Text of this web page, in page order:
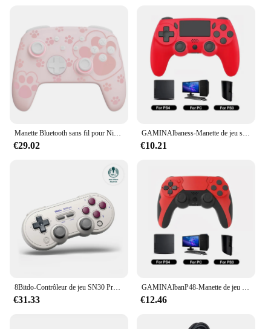
Manette Bluetooth sans fil pour Nintendo Switch Pro, piles de laboratoire, patte de chat rose, motif Shoous, luciole, paddle, Turbo, document 7 LED
€29.02
GAMINAlbaness-Manette de jeu sans fil avec gyroscope à six axes, contrôleur de jeu à vibrations pour touristes, manette pour PS4, PS3, console de jeu Windows 7, 8, 10, PC
€10.21
8Bitdo-Contrôleur de jeu SN30 Pro sans fil Bluetooth avec effet Hall, commutateur pour MacOS, Android, Raspberry Pi, Windows Steam
€31.33
GAMINAlbanP48-Manette de jeu sans fil avec gyroscope à six axes, manette de jeu pour PS4, console PS3, gagne 7, 8, 10 touristes, vibration PC Joystick
€12.46